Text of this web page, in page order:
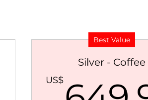
Best Value
Silver - Coffee
US$